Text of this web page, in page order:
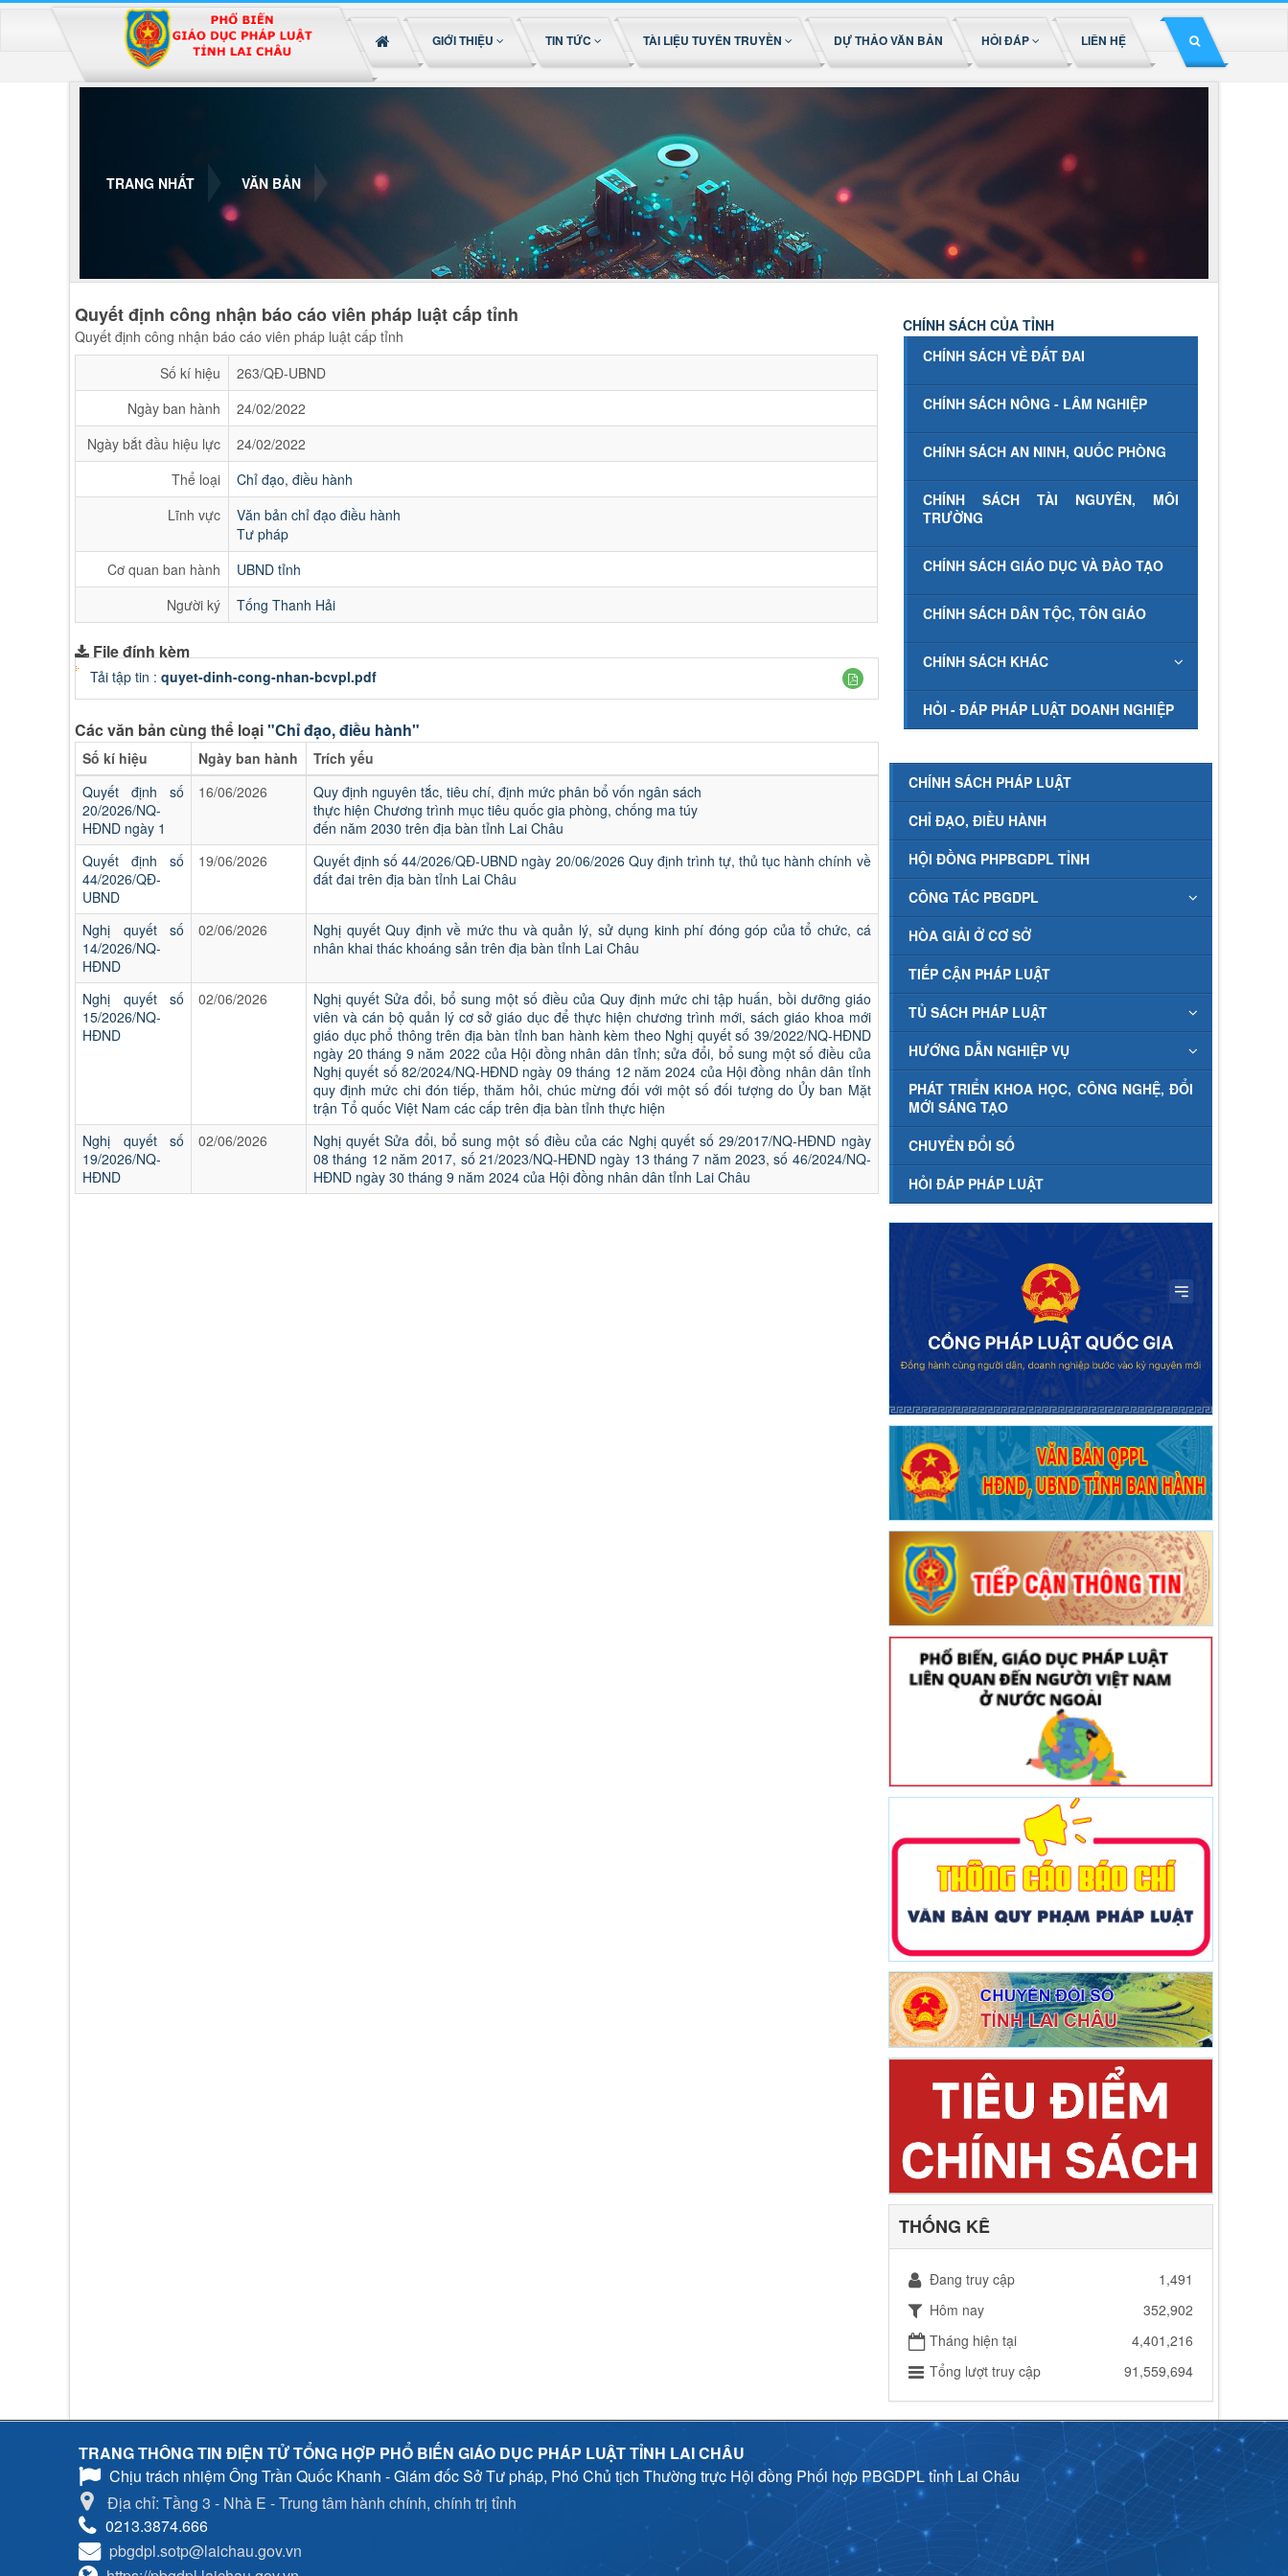
GIỚI THIỆU TIN TỨC TÀI LIỆU TUYÊN TRUYỀN DỰ THẢO VĂN BẢN HỎI ĐÁP LIÊN HỆ
TRANG NHẤT VĂN BẢN
Quyết định công nhận báo cáo viên pháp luật cấp tỉnh
Quyết định công nhận báo cáo viên pháp luật cấp tỉnh
Số kí hiệu
263/QĐ-UBND
Ngày ban hành
24/02/2022
Ngày bắt đầu hiệu lực
24/02/2022
Thể loại
Chỉ đạo, điều hành
Lĩnh vực
Văn bản chỉ đạo điều hành
Tư pháp
Cơ quan ban hành
UBND tỉnh
Người ký
Tống Thanh Hải
File đính kèm
Tải tập tin : quyet-dinh-cong-nhan-bcvpl.pdf
Các văn bản cùng thể loại"Chỉ đạo, điều hành"
Số kí hiệu Ngày ban hành
Trích yếu
Quyết định số
20/2026/NQ-
HĐND ngày 1
16/06/2026
Quy định nguyên tắc, tiêu chí, định mức phân bổ vốn ngân sách
thực hiện Chương trình mục tiêu quốc gia phòng, chống ma túy
đến năm 2030 trên địa bàn tỉnh Lai Châu
Quyết định số
44/2026/QĐ-
UBND
19/06/2026
Quyết định số 44/2026/QĐ-UBND ngày 20/06/2026 Quy định trình tự, thủ tục hành chính về
đất đai trên địa bàn tỉnh Lai Châu
Nghị quyết số
14/2026/NQ-
HĐND
02/06/2026
Nghị quyết Quy định về mức thu và quản lý, sử dụng kinh phí đóng góp của tổ chức, cá
nhân khai thác khoáng sản trên địa bàn tỉnh Lai Châu
Nghị quyết số
15/2026/NQ-
HĐND
02/06/2026
Nghị quyết Sửa đổi, bổ sung một số điều của Quy định mức chi tập huấn, bồi dưỡng giáo
viên và cán bộ quản lý cơ sở giáo dục để thực hiện chương trình mới, sách giáo khoa mới
giáo dục phổ thông trên địa bàn tỉnh ban hành kèm theo Nghị quyết số 39/2022/NQ-HĐND
ngày 20 tháng 9 năm 2022 của Hội đồng nhân dân tỉnh; sửa đổi, bổ sung một số điều của
Nghị quyết số 82/2024/NQ-HĐND ngày 09 tháng 12 năm 2024 của Hội đồng nhân dân tỉnh
quy định mức chi đón tiếp, thăm hỏi, chúc mừng đối với một số đối tượng do Ủy ban Mặt
trận Tổ quốc Việt Nam các cấp trên địa bàn tỉnh thực hiện
Nghị quyết số
19/2026/NQ-
HĐND
02/06/2026
Nghị quyết Sửa đổi, bổ sung một số điều của các Nghị quyết số 29/2017/NQ-HĐND ngày
08 tháng 12 năm 2017, số 21/2023/NQ-HĐND ngày 13 tháng 7 năm 2023, số 46/2024/NQ-
HĐND ngày 30 tháng 9 năm 2024 của Hội đồng nhân dân tỉnh Lai Châu
CHÍNH SÁCH CỦA TỈNH
CHÍNH SÁCH VỀ ĐẤT ĐAI
CHÍNH SÁCH NÔNG - LÂM NGHIỆP
CHÍNH SÁCH AN NINH, QUỐC PHÒNG
CHÍNH SÁCH TÀI NGUYÊN, MÔI
TRƯỜNG
CHÍNH SÁCH GIÁO DỤC VÀ ĐÀO TẠO
CHÍNH SÁCH DÂN TỘC, TÔN GIÁO
CHÍNH SÁCH KHÁC
HỎI - ĐÁP PHÁP LUẬT DOANH NGHIỆP
CHÍNH SÁCH PHÁP LUẬT
CHỈ ĐẠO, ĐIỀU HÀNH
HỘI ĐỒNG PHPBGDPL TỈNH
CÔNG TÁC PBGDPL
HÒA GIẢI Ở CƠ SỞ
TIẾP CẬN PHÁP LUẬT
TỦ SÁCH PHÁP LUẬT
HƯỚNG DẪN NGHIỆP VỤ
PHÁT TRIỂN KHOA HỌC, CÔNG NGHỆ, ĐỔI
MỚI SÁNG TẠO
CHUYỂN ĐỔI SỐ
HỎI ĐÁP PHÁP LUẬT
THỐNG KÊ
Đang truy cập
1,491
Hôm nay
352,902
Tháng hiện tại
4,401,216
Tổng lượt truy cập
91,559,694
TRANG THÔNG TIN ĐIỆN TỬ TỔNG HỢP PHỔ BIẾN GIÁO DỤC PHÁP LUẬT TỈNH LAI CHÂU
Chịu trách nhiệmÔng Trần Quốc Khanh - Giám đốc Sở Tư pháp, Phó Chủ tịch Thường trực Hội đồng Phối hợp PBGDPL tỉnh Lai Châu
Địa chỉ: Tầng 3 - Nhà E - Trung tâm hành chính, chính trị tỉnh
0213.3874.666
pbgdpl.sotp@laichau.gov.vn
Đã kết nối EMC